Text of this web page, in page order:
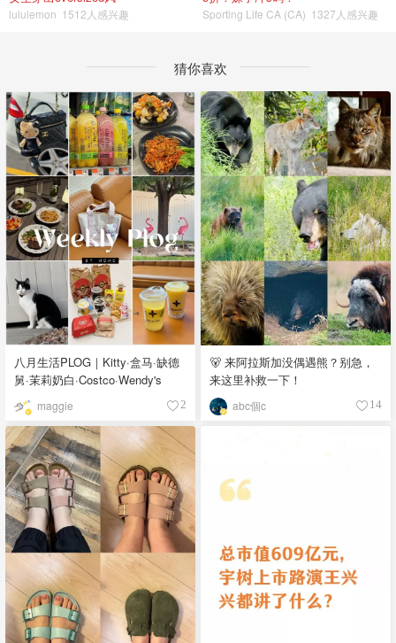
lululemon 1512人感兴趣 Sporting Life CA (CA) 1327人感兴趣
猜你喜欢
八月生活PLOG｜Kitty·盒马·缺德
舅·茉莉奶白·Costco·Wendy's
maggie 2
🐻 来阿拉斯加没偶遇熊？别急，
来这里补救一下！
abc個c 14